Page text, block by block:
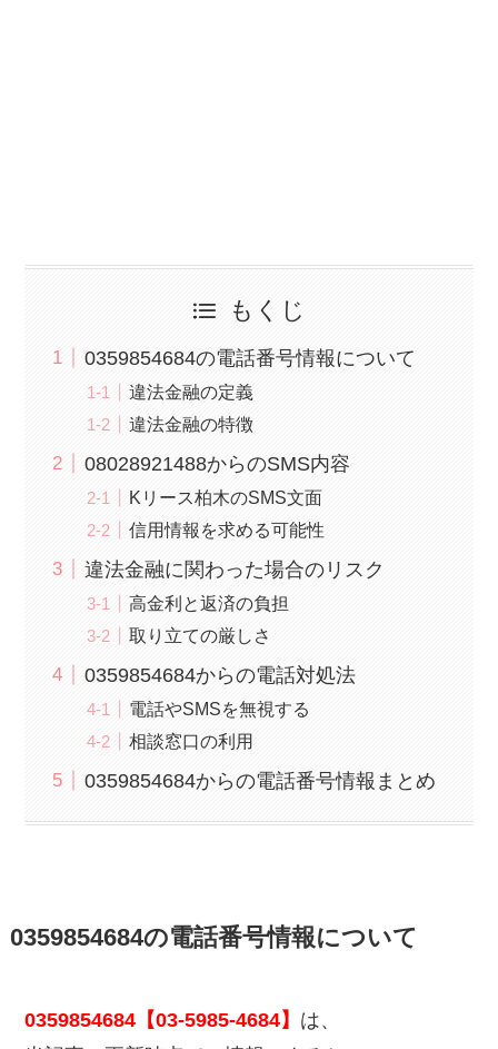
もくじ
0359854684の電話番号情報について
違法金融の定義
違法金融の特徴
08028921488からのSMS内容
Kリース柏木のSMS文面
信用情報を求める可能性
違法金融に関わった場合のリスク
高金利と返済の負担
取り立ての厳しさ
0359854684からの電話対処法
電話やSMSを無視する
相談窓口の利用
0359854684からの電話番号情報まとめ
0359854684の電話番号情報について
0359854684【03-5985-4684】 は、